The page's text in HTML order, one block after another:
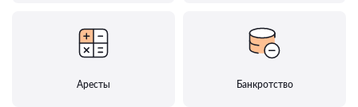
Аресты Банкротство